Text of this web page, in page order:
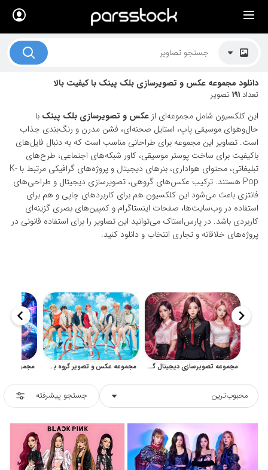
دانلود مجموعه عکس و تصویرسازی بلک پینک با کیفیت بالا
تعداد 191تصویر
این کلکسیون شامل مجموعه‌ای از عکس و تصویرسازی بلک پینک با
حال‌وهوای موسیقی پاپ، استایل صحنه‌ای، فشن مدرن و رنگ‌بندی جذاب
است. تصاویر این مجموعه برای طراحانی مناسب است که به دنبال فایل‌های
باکیفیت برای ساخت پوستر موسیقی، کاور شبکه‌های اجتماعی، طرح‌های
تبلیغاتی، محتوای هواداری، بنرهای دیجیتال و پروژه‌های گرافیکی مرتبط با K-
Pop هستند. ترکیب عکس‌های گروهی، تصویرسازی دیجیتال و طراحی‌های
فانتزی باعث می‌شود این کلکسیون هم برای کاربردهای چاپی و هم برای
استفاده در وب‌سایت‌ها، صفحات اینستاگرام و کمپین‌های بصری گزینه‌ای
کاربردی باشد. در پارس‌استاک می‌توانید این تصاویر را برای استفاده قانونی در
پروژه‌های خلاقانه و تجاری انتخاب و دانلود کنید.
مجموعه تصویرسازی دیجیتال گروه بلک پینک با سبک فشن و پاپ مجموعه عکس و تصویر گروه بی تی اس برای طراحی و پوستر
محبوب‌ترین جستجو پیشرفته
× لیست قیمت ها
موضوعات تصاویر
دکوراسیون و فضاها
هنرمندان ایرانی
کسب درآمد از فروش تصاویر
021 28428845
تماس با ما
بلاگ پارس استاک